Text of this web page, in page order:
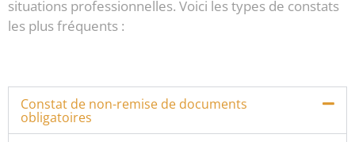
situations professionnelles. Voici les types de constats
les plus fréquents :
Constat de non-remise de documents
obligatoires